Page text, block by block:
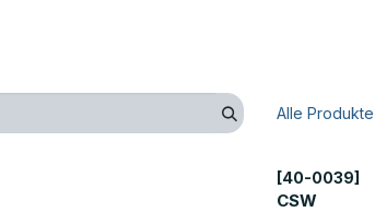
Alle Produkte
[40-0039]
CSW